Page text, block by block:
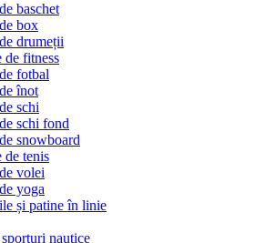
baschet
box
drumeții
de fitness
fotbal
înot
schi
schi fond
snowboard
de tenis
volei
yoga
și patine în linie
nautice